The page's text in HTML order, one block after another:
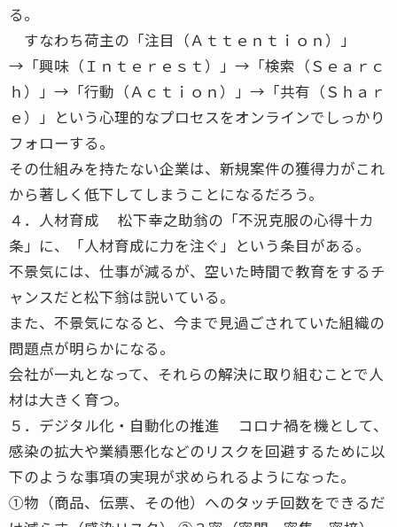
る。
すなわち荷主の「注目（Ａｔｔｅｎｔｉｏｎ）」
→「興味（Ｉｎｔｅｒｅｓｔ）」→「検索（Ｓｅａｒｃ
ｈ）」→「行動（Ａｃｔｉｏｎ）」→「共有（Ｓｈａｒ
ｅ）」という心理的なプロセスをオンラインでしっかり
フォローする。
その仕組みを持たない企業は、新規案件の獲得力がこれ
から著しく低下してしまうことになるだろう。
４．人材育成 松下幸之助翁の「不況克服の心得十カ
条」に、「人材育成に力を注ぐ」という条目がある。
不景気には、仕事が減るが、空いた時間で教育をするチ
ャンスだと松下翁は説いている。
また、不景気になると、今まで見過ごされていた組織の
問題点が明らかになる。
会社が一丸となって、それらの解決に取り組むことで人
材は大きく育つ。
５．デジタル化・自動化の推進 コロナ禍を機として、
感染の拡大や業績悪化などのリスクを回避するために以
下のような事項の実現が求められるようになった。
①物（商品、伝票、その他）へのタッチ回数をできるだ